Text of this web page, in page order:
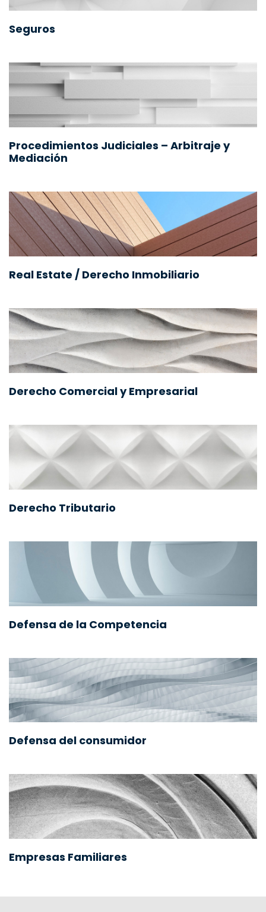
Seguros
Procedimientos Judiciales – Arbitraje y
Mediación
Real Estate / Derecho Inmobiliario
Derecho Comercial y Empresarial
Derecho Tributario
Defensa de la Competencia
Defensa del consumidor
Empresas Familiares